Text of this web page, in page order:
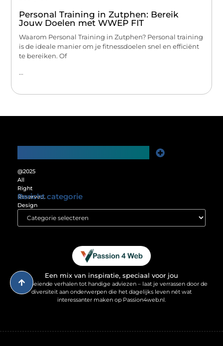
Personal Training in Zutphen: Bereik
Jouw Doelen met WWEP FIT
Waarom Personal Training in Zutphen? Personal training
is de ideale manier om je fitnessdoelen snel en efficiënt
te bereiken. Of
...
@2025
All
Right
Reserved.
Design
www.passion4web.nl.
Bericht categorie
Een mix van inspiratie, speciaal voor jou
Van boeiende verhalen tot handige adviezen – laat je verrassen door de
diversiteit aan onderwerpen die het dagelijks leven nét wat
interessanter maken op Passion4web.nl.